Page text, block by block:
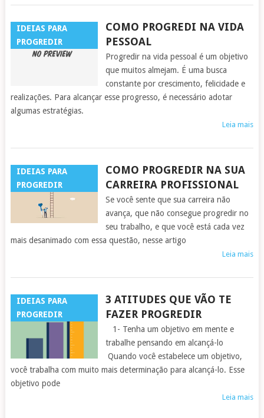
IDEIAS PARA
PROGREDIR
COMO PROGREDI NA VIDA
PESSOAL
Progredir na vida pessoal é um objetivo
que muitos almejam. É uma busca
constante por crescimento, felicidade e
realizações. Para alcançar esse progresso, é necessário adotar
algumas estratégias.
Leia mais
IDEIAS PARA
PROGREDIR
COMO PROGREDIR NA SUA
CARREIRA PROFISSIONAL
Se você sente que sua carreira não
avança, que não consegue progredir no
seu trabalho, e que você está cada vez
mais desanimado com essa questão, nesse artigo
Leia mais
IDEIAS PARA
PROGREDIR
3 ATITUDES QUE VÃO TE
FAZER PROGREDIR
1- Tenha um objetivo em mente e
trabalhe pensando em alcançá-lo
Quando você estabelece um objetivo,
você trabalha com muito mais determinação para alcançá-lo. Esse
objetivo pode
Leia mais